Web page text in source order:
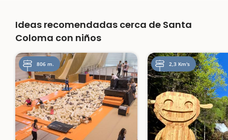
Ideas recomendadas cerca de Santa
Coloma con niños
806 m. 2,3 Km's